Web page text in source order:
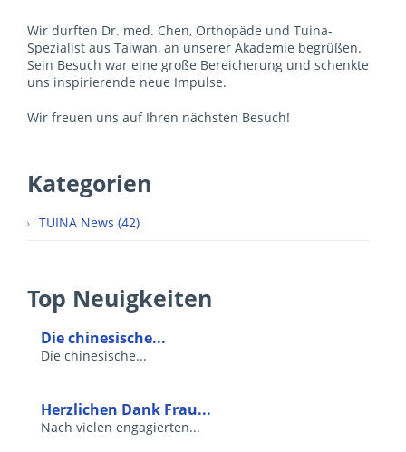
Wir durften Dr. med. Chen, Orthopäde und Tuina-
Spezialist aus Taiwan, an unserer Akademie begrüßen.
Sein Besuch war eine große Bereicherung und schenkte
uns inspirierende neue Impulse.
Wir freuen uns auf Ihren nächsten Besuch!
Kategorien
TUINA News (42)
Top Neuigkeiten
Die chinesische...
Die chinesische...
Herzlichen Dank Frau...
Nach vielen engagierten...